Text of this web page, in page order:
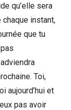
qu’elle sera
instant,
que tu
Toi,
aujourd’hui et
pas avoir